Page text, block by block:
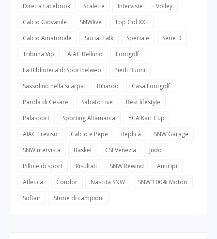
Diretta Facebook
Scalette Interviste
Volley
Calcio Giovanile
SNWlive
Top Gol XXL
Calcio Amatoriale
Social Talk Speciale
Serie D
Tribuna Vip
AIAC Belluno
Footgolf
La Biblioteca di Sportnelweb
Piedi Buoni
Sassolino nella scarpa
Biliardo
Casa Footgolf
Parola di Cesare
Sabato Live
Best lifestyle
Palasport
Sporting Altamarca
YCA Kart Cup
AIAC Treviso
Calcio e Pepe Replica
SNW Garage
SNWintervista
Basket CSI Venezia
Judo
Pillole di sport
Risultati SNW Rewind
Anticipi
Atletica
Condor Nascita SNW
SNW 100% Motori
Softair
Storie di campioni